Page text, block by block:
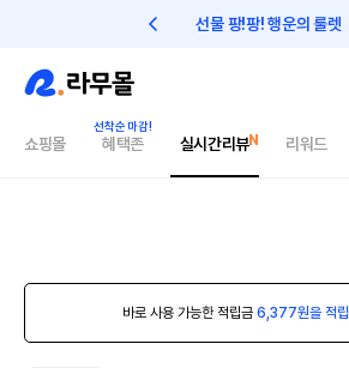
선물 팡!팡! 행운의 룰렛
쇼핑몰 혜택존 실시간리뷰 리워드
바로 사용 가능한 적립금 6,377원을 적립